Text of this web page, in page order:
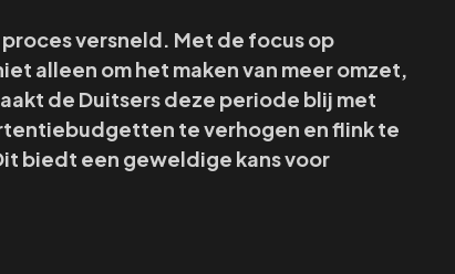
versneld. Met de focus op
alleen om het maken van meer omzet,
de Duitsers deze periode blij met
te verhogen en flink te
biedt een geweldige kans voor